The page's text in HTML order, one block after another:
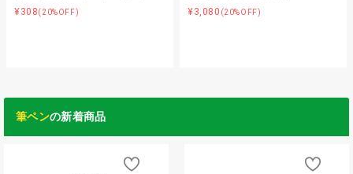
¥308(20%OFF) ¥3,080 (20%OFF)
筆ペンの新着商品